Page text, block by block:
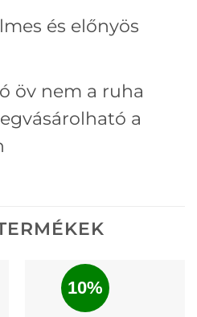
és előnyös
öv nem a ruha
a
10%